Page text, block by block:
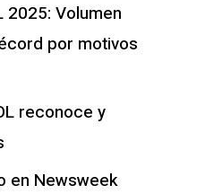
2025: Volumen
por motivos
reconoce y
en Newsweek